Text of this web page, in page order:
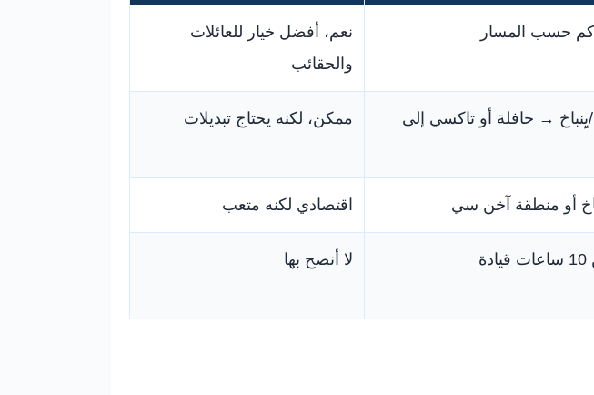
نعم، أفضل خيار للعائلات
والحقائب
→ حافلة أو تاكسي إلى
ممكن، لكنه يحتاج تبديلات
أو منطقة آخن سي اقتصادي لكنه متعب
لا أنصح بها